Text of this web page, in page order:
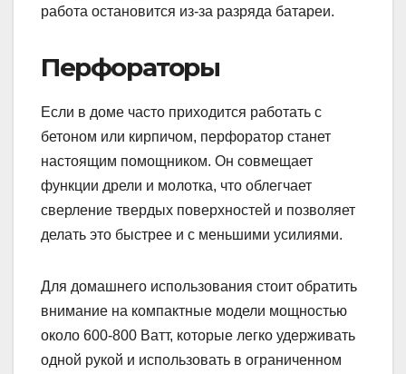
работа остановится из-за разряда батареи.
Перфораторы
Если в доме часто приходится работать с
бетоном или кирпичом, перфоратор станет
настоящим помощником. Он совмещает
функции дрели и молотка, что облегчает
сверление твердых поверхностей и позволяет
делать это быстрее и с меньшими усилиями.
Для домашнего использования стоит обратить
внимание на компактные модели мощностью
около 600-800 Ватт, которые легко удерживать
одной рукой и использовать в ограниченном